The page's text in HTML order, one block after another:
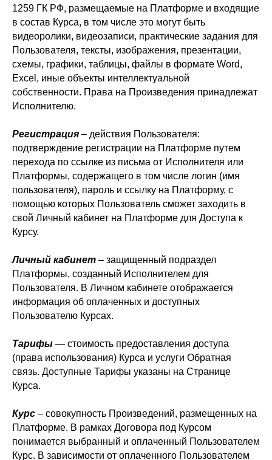
1259 ГК РФ, размещаемые на Платформе и входящие
в состав Курса, в том числе это могут быть
видеоролики, видеозаписи, практические задания для
Пользователя, тексты, изображения, презентации,
схемы, графики, таблицы, файлы в формате Word,
Excel, иные объекты интеллектуальной
собственности. Права на Произведения принадлежат
Исполнителю.
Регистрация – действия Пользователя:
подтверждение регистрации на Платформе путем
перехода по ссылке из письма от Исполнителя или
Платформы, содержащего в том числе логин (имя
пользователя), пароль и ссылку на Платформу, с
помощью которых Пользователь сможет заходить в
свой Личный кабинет на Платформе для Доступа к
Курсу.
Личный кабинет – защищенный подраздел
Платформы, созданный Исполнителем для
Пользователя. В Личном кабинете отображается
информация об оплаченных и доступных
Пользователю Курсах.
Тарифы — стоимость предоставления доступа
(права использования) Курса и услуги Обратная
связь. Доступные Тарифы указаны на Странице
Курса.
Курс – совокупность Произведений, размещенных на
Платформе. В рамках Договора под Курсом
понимается выбранный и оплаченный Пользователем
Курс. В зависимости от оплаченного Пользователем